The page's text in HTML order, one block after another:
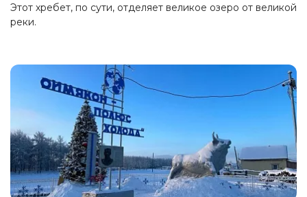
Этот хребет, по сути, отделяет великое озеро от великой
реки.